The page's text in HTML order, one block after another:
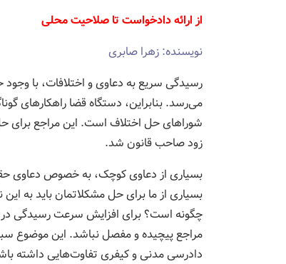
از ارائه دادخواست تا صلاحیت محلی
نویسنده: زهرا صابری
رسیدگی سریع به دعاوی و اختلافات، با
می‌رسد. بنابراین، دستگاه قضا راهکارهای
شوراهای حل اختلاف است. این مراجع برای
زود صاحب قانون شد.
بسیاری از دعاوی کوچک، به خصوص دعاوی
بسیاری از ما برای حل مشکلاتمان باید به
چگونه است؟ برای افزایش سرعت رسیدگی
مراجع پیچیده و مفصل نباشد. این موضوع
دادرسی مدنی و کیفری تفاوت‌هایی داشته